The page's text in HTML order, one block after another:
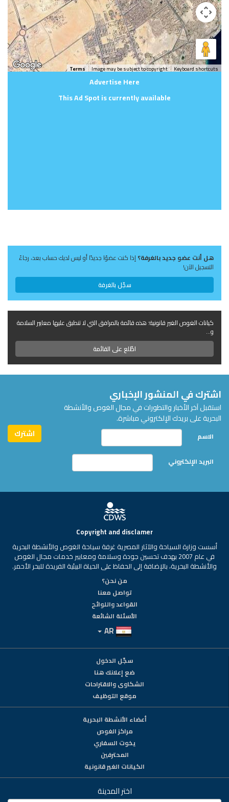
Keyboard shortcuts
Image may be subject to copyright
Terms
Advertise Here
This Ad Spot is currently available
هل أنت عضو جديد بالغرفة؟إذا كنت عضوًا جديدًا أو ليس لديك حساب بعد، رجاءً
التسجيل الآن!
سجّل بالغرفة
كيانات الغوص الغير قانونية؛ هذه قائمة بالمرافق التي لا تنطبق عليها معايير السلامة
و...
اطّلع على القائمة
اشترك في المنشور الإخباري
استقبل آخر الأخبار والتطورات في مجال الغوص والأنشطة
البحرية على بريدك الإلكتروني مباشرة.
الاسم
البريد الإلكتروني
Copyright and disclamer
أسست وزارة السياحة والآثار المصرية غرفة سياحة الغوص والأنشطة البحرية
في عام 2007 بهدف تحسين جودة وسلامة ومعايير خدمات مجال الغوص
والأنشطة البحرية، بالإضافة إلى الحفاظ على الحياة البيئية الفريدة للبحر الأحمر.
من نحن؟
تواصل معنا
القواعد واللوائح
الأسئلة الشائعة
سجّل الدخول
ضع إعلانك هنا
الشكاوى والاقتراحات
موقع التوظيف
أعضاء الأنشطة البحرية
مراكز الغوص
يخوت السفاري
المحترفين
الكيانات الغير قانونية
اختر المدينة